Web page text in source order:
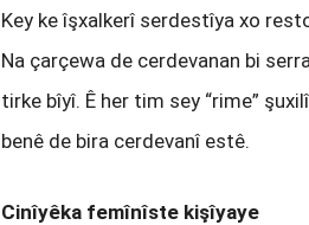
Key ke îşxalkerî serdestîya xo
Na çarçewa de cerdevanan bi
tirke bîyî. Ê her tim sey “rime”
benê de bira cerdevanî estê.
Cinîyêka femînîste kişîyaye